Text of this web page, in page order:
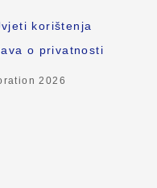
korištenja
o privatnosti
2026